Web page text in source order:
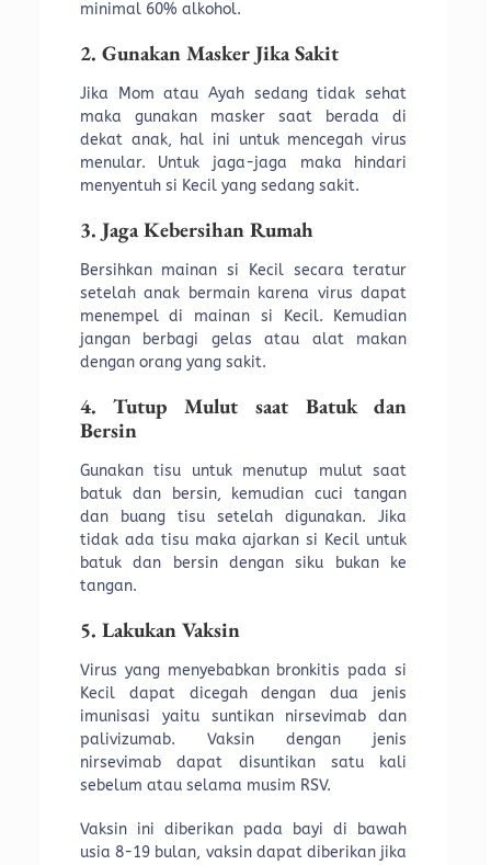
minimal 60% alkohol.
2. Gunakan Masker Jika Sakit
Jika Mom atau Ayah sedang tidak sehat
maka gunakan masker saat berada di
dekat anak, hal ini untuk mencegah virus
menular. Untuk jaga-jaga maka hindari
menyentuh si Kecil yang sedang sakit.
3. Jaga Kebersihan Rumah
Bersihkan mainan si Kecil secara teratur
setelah anak bermain karena virus dapat
menempel di mainan si Kecil. Kemudian
jangan berbagi gelas atau alat makan
dengan orang yang sakit.
4. Tutup Mulut saat Batuk dan
Bersin
Gunakan tisu untuk menutup mulut saat
batuk dan bersin, kemudian cuci tangan
dan buang tisu setelah digunakan. Jika
tidak ada tisu maka ajarkan si Kecil untuk
batuk dan bersin dengan siku bukan ke
tangan.
5. Lakukan Vaksin
Virus yang menyebabkan bronkitis pada si
Kecil dapat dicegah dengan dua jenis
imunisasi yaitu suntikan nirsevimab dan
palivizumab. Vaksin dengan jenis
nirsevimab dapat disuntikan satu kali
sebelum atau selama musim RSV.
Vaksin ini diberikan pada bayi di bawah
usia 8-19 bulan, vaksin dapat diberikan jika